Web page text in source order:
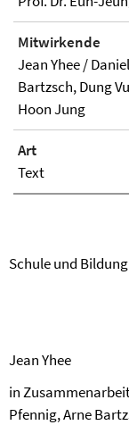
Mitwirkende
Jean Yhee /
Bartzsch, Dung
Hoon Jung
Art
Text
Schule und Bildung
Jean Yhee
in
Pfennig, Arne